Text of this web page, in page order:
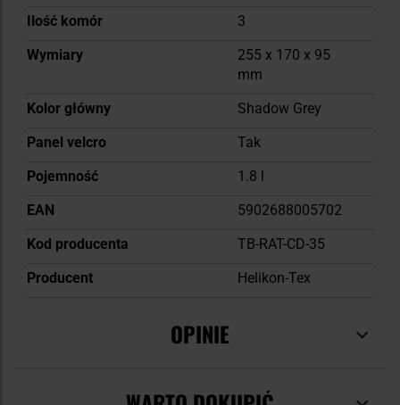
Ilość komór
3
Wymiary
255 x 170 x 95
mm
Kolor główny
Shadow Grey
Panel velcro
Tak
Pojemność
1.8 l
EAN
5902688005702
Kod producenta
TB-RAT-CD-35
Producent
Helikon-Tex
OPINIE